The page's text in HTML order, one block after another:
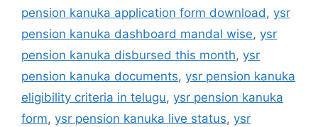
pension kanuka application form download, ysr
pension kanuka dashboard mandal wise, ysr
pension kanuka disbursed this month, ysr
pension kanuka documents, ysr pension kanuka
eligibility criteria in telugu, ysr pension kanuka
form, ysr pension kanuka live status, ysr